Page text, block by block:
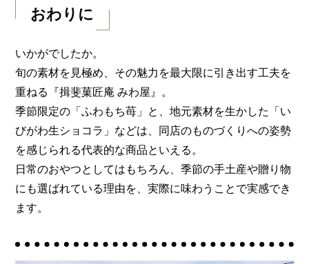
おわりに
いかがでしたか。
旬の素材を見極め、その魅力を最大限に引き出す工夫を
重ねる『揖斐菓匠庵 みわ屋』。
季節限定の「ふわもち苺」と、地元素材を生かした「い
びがわ生ショコラ」などは、同店のものづくりへの姿勢
を感じられる代表的な商品といえる。
日常のおやつとしてはもちろん、季節の手土産や贈り物
にも選ばれている理由を、実際に味わうことで実感でき
ます。